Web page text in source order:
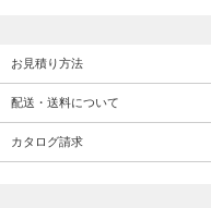
お見積り方法
配送・送料について
カタログ請求